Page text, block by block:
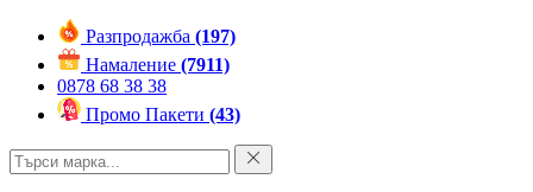
Разпродажба (197)
Намаление (7911)
0878 68 38 38
Промо Пакети (43)